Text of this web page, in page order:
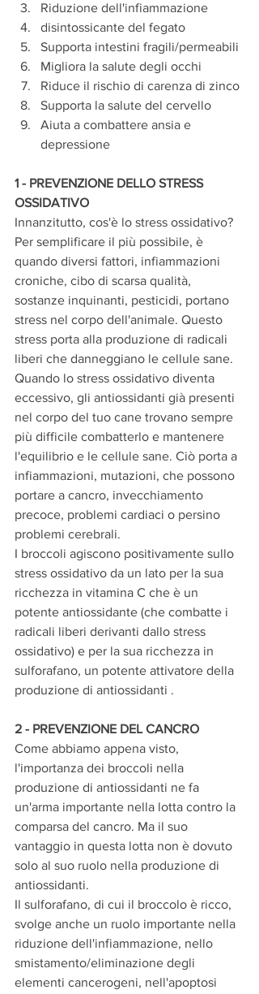
Riduzione dell'infiammazione
disintossicante del fegato
Supporta intestini fragili/permeabili
Migliora la salute degli occhi
Riduce il rischio di carenza di zinco
Supporta la salute del cervello
Aiuta a combattere ansia e
depressione
1 - PREVENZIONE DELLO STRESS
OSSIDATIVO
Innanzitutto, cos'è lo stress ossidativo?
Per semplificare il più possibile, è
quando diversi fattori, infiammazioni
croniche, cibo di scarsa qualità,
sostanze inquinanti, pesticidi, portano
stress nel corpo dell'animale. Questo
stress porta alla produzione di radicali
liberi che danneggiano le cellule sane.
Quando lo stress ossidativo diventa
eccessivo, gli antiossidanti già presenti
nel corpo del tuo cane trovano sempre
più difficile combatterlo e mantenere
l'equilibrio e le cellule sane. Ciò porta a
infiammazioni, mutazioni, che possono
portare a cancro, invecchiamento
precoce, problemi cardiaci o persino
problemi cerebrali.
I broccoli agiscono positivamente sullo
stress ossidativo da un lato per la sua
ricchezza in vitamina C che è un
potente antiossidante (che combatte i
radicali liberi derivanti dallo stress
ossidativo) e per la sua ricchezza in
sulforafano, un potente attivatore della
produzione di antiossidanti .
2 - PREVENZIONE DEL CANCRO
Come abbiamo appena visto,
l'importanza dei broccoli nella
produzione di antiossidanti ne fa
un'arma importante nella lotta contro la
comparsa del cancro. Ma il suo
vantaggio in questa lotta non è dovuto
solo al suo ruolo nella produzione di
antiossidanti.
Il sulforafano, di cui il broccolo è ricco,
svolge anche un ruolo importante nella
riduzione dell'infiammazione, nello
smistamento/eliminazione degli
elementi cancerogeni, nell'apoptosi